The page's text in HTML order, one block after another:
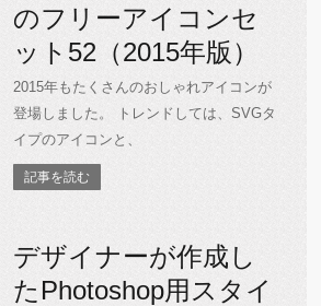
のフリーアイコンセ
ット52（2015年版）
2015年もたくさんのおしゃれアイコンが
登場しました。 トレンドしては、SVGタ
イプのアイコンと、
記事を読む
デザイナーが作成し
たPhotoshop用スタイ